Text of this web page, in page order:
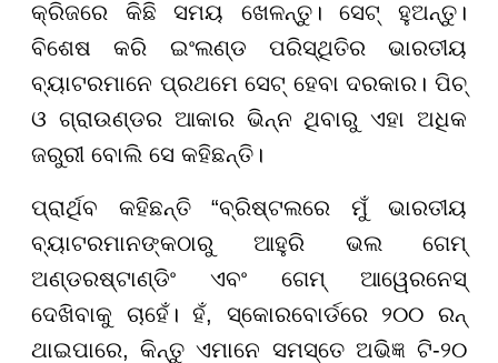
କ୍ରିଜରେ କିଛି ସମୟ ଖେଳନ୍ତୁ। ସେଟ୍ ହୁଅନ୍ତୁ।
ବିଶେଷ କରି ଇଂଲଣ୍ଡ ପରିସ୍ଥିତିର ଭାରତୀୟ
ବ୍ୟାଟରମାନେ ପ୍ରଥମେ ସେଟ୍ ହେବା ଦରକାର। ପିଚ୍
ଓ ଗ୍ରାଉଣ୍ଡର ଆକାର ଭିନ୍ନ ଥିବାରୁ ଏହା ଅଧିକ
ଜରୁରୀ ବୋଲି ସେ କହିଛନ୍ତି।
ପ୍ରାର୍ଥିବ କହିଛନ୍ତି “ବ୍ରିଷ୍ଟଲରେ ମୁଁ ଭାରତୀୟ
ବ୍ୟାଟରମାନଙ୍କଠାରୁ ଆହୁରି ଭଲ ଗେମ୍
ଅଣ୍ଡରଷ୍ଟାଣ୍ଡିଂ ଏବଂ ଗେମ୍ ଆୱେରନେସ୍
ଦେଖିବାକୁ ଚାହେଁ। ହଁ, ସ୍କୋରବୋର୍ଡରେ ୨୦୦ ରନ୍
ଥାଇପାରେ, କିନ୍ତୁ ଏମାନେ ସମସ୍ତେ ଅଭିଜ୍ଞ ଟି-୨୦